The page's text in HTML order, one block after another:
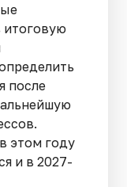
итоговую
после
этом году
и в 2027-